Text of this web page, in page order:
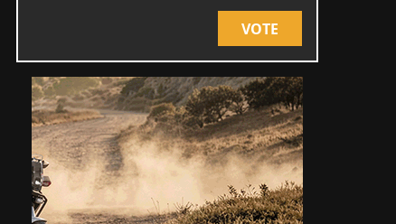
VOTE